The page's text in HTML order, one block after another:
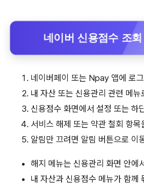
네이버 신용점수 조회
네이버페이 또는 Npay 앱에 로
내 자산 또는 신용관리 관련 메뉴
신용점수 화면에서 설정 또는 하
서비스 해제 또는 약관 철회 항목
알림만 끄려면 알림 버튼으로 이
해지 메뉴는 신용관리 화면 안에
내 자산과 신용점수 메뉴가 함께